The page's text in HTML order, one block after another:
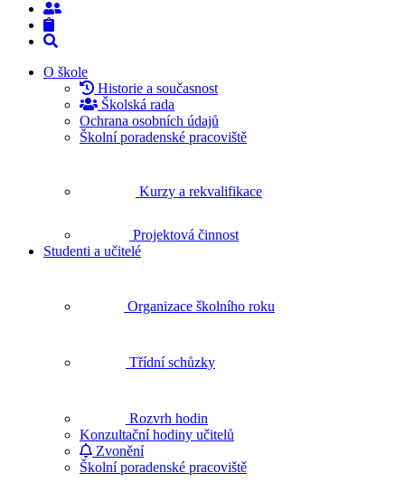
O škole
Historie a současnost
Školská rada
Ochrana osobních údajů
Školní poradenské pracoviště
Kurzy a rekvalifikace
Projektová činnost
Studenti a učitelé
Organizace školního roku
Třídní schůzky
Rozvrh hodin
Konzultační hodiny učitelů
Zvonění
Školní poradenské pracoviště